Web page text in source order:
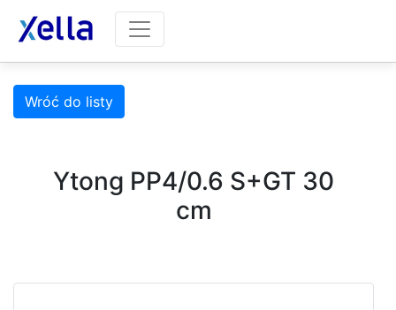
Wróć do listy
Ytong PP4/0.6 S+GT 30
cm